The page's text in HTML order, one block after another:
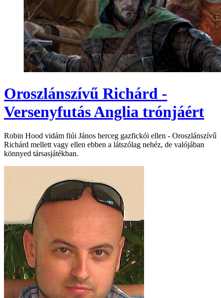
Oroszlánszívű Richárd -
Versenyfutás Anglia trónjáért
Robin Hood vidám fiúi János herceg gazfickói ellen - Oroszlánszívű
Richárd mellett vagy ellen ebben a látszólag nehéz, de valójában
könnyed társasjátékban.